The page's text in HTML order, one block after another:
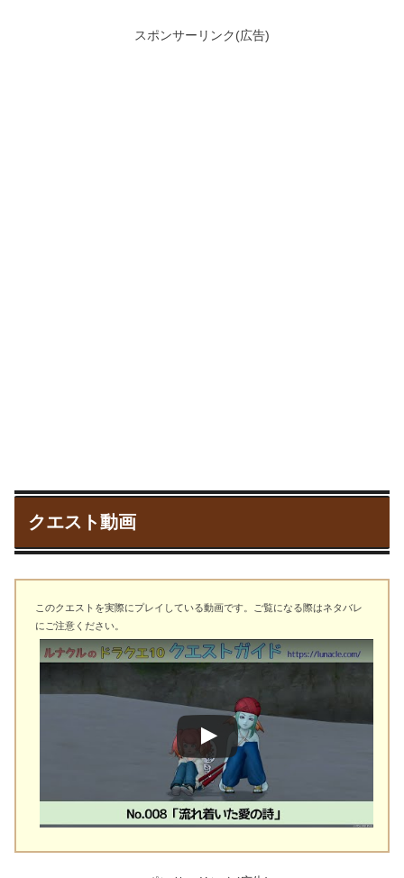
スポンサーリンク(広告)
クエスト動画
このクエストを実際にプレイしている動画です。ご覧になる際はネタバレ
にご注意ください。